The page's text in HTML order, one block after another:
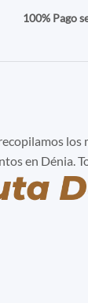
100% Pago
los
en Dénia.